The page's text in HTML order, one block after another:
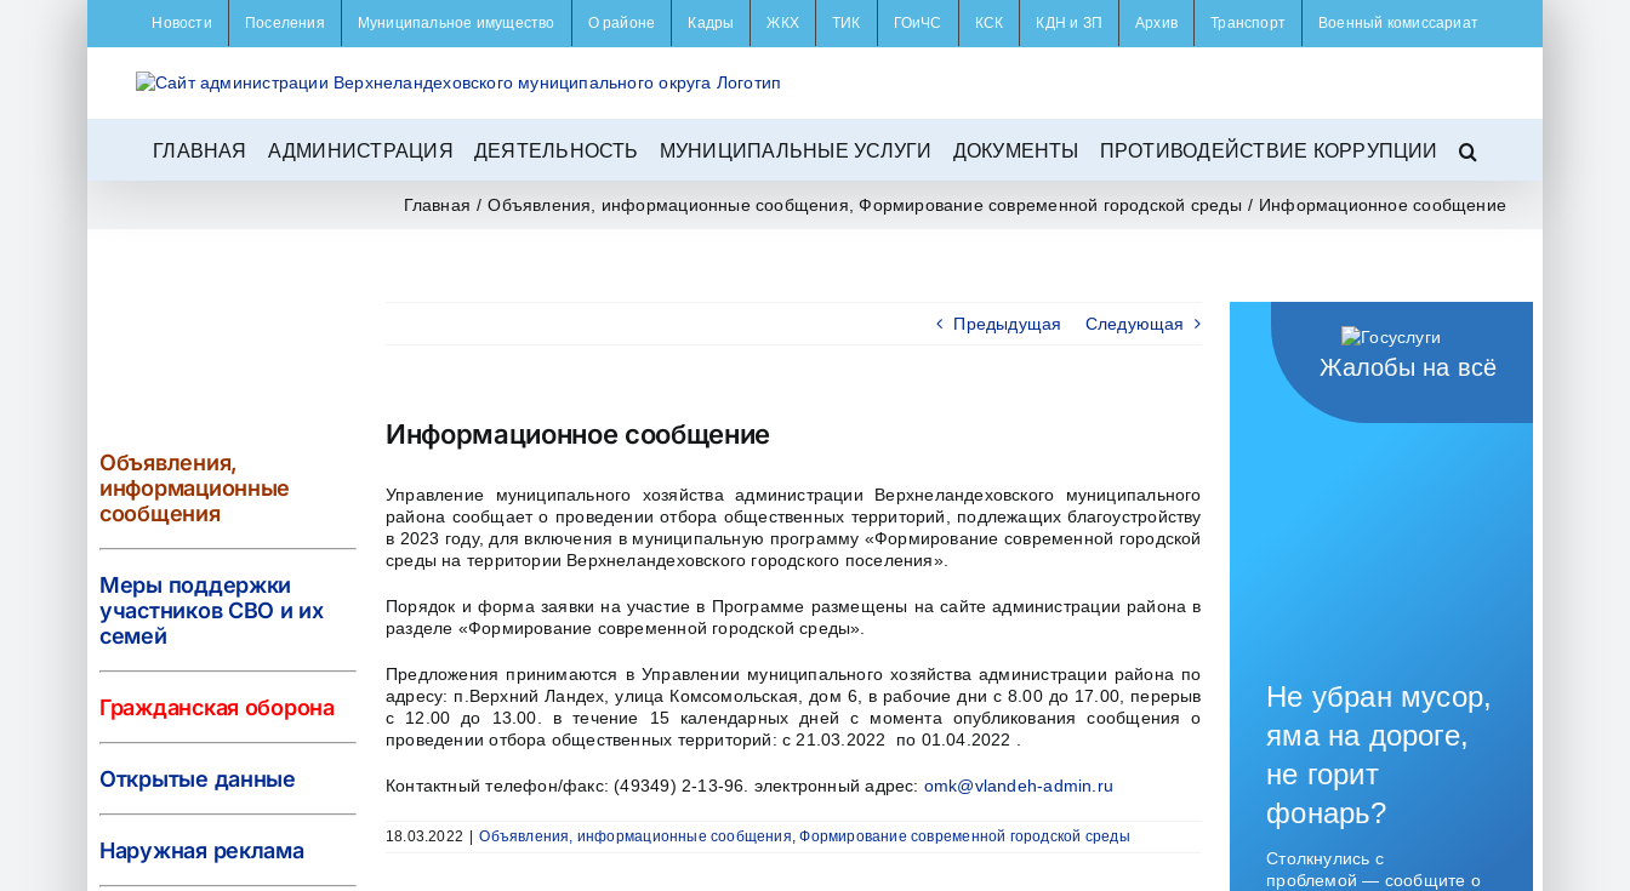
Новости Поселения Муниципальное имущество О районе Кадры ЖКХ ТИК ГОиЧС КСК КДН и ЗП Архив Транспорт Военный комиссариат
ГЛАВНАЯ АДМИНИСТРАЦИЯ ДЕЯТЕЛЬНОСТЬ МУНИЦИПАЛЬНЫЕ УСЛУГИ ДОКУМЕНТЫ ПРОТИВОДЕЙСТВИЕ КОРРУПЦИИ
Главная / Объявления, информационные сообщения ,Формирование современной городской среды / Информационное сообщение
Предыдущая Следующая
Информационное сообщение
Управление муниципального хозяйства администрации Верхнеландеховского муниципального
района сообщает о проведении отбора общественных территорий, подлежащих благоустройству
в 2023 году, для включения в муниципальную программу «Формирование современной городской
среды на территории Верхнеландеховского городского поселения».
Порядок и форма заявки на участие в Программе размещены на сайте администрации района в
разделе «Формирование современной городской среды».
Предложения принимаются в Управлении муниципального хозяйства администрации района по
адресу: п.Верхний Ландех, улица Комсомольская, дом 6, в рабочие дни с 8.00 до 17.00, перерыв
с 12.00 до 13.00. в течение 15 календарных дней с момента опубликования сообщения о
проведении отбора общественных территорий: с 21.03.2022 по 01.04.2022 .
Контактный телефон/факс: (49349) 2-13-96. электронный адрес: omk@vlandeh-admin.ru
18.03.2022 Объявления, информационные сообщения,Формирование современной городской среды
Объявления,
информационные
сообщения
Меры поддержки
участников СВО и их
семей
Гражданская оборона
Открытые данные
Наружная реклама
Жалобы на всё
Не убран мусор,
яма на дороге,
не горит
фонарь?
Столкнулись с
проблемой — сообщите о